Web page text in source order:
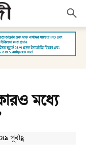
মধ্যে
পূর্বাহ্ণ